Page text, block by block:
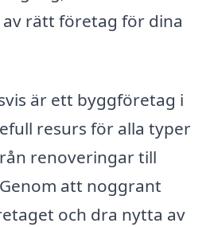
rätt företag för dina
är ett byggföretag i
resurs för alla typer
renoveringar till
att noggrant
och dra nytta av